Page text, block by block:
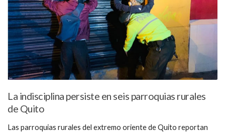
La indisciplina persiste en seis parroquias rurales
de Quito
Las parroquias rurales del extremo oriente de Quito reportan